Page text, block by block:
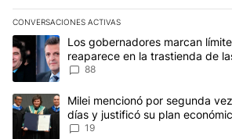
CONVERSACIONES ACTIVAS
Este listado muestra los artículos con más
Un artículo de tendencia con el título "Los
Los gobernadores marcan
reaparece en la trastienda de
88
Un artículo de tendencia con el título
Milei mencionó por segunda
días y justificó su plan
escenario posible”
19